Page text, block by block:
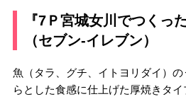
『7Ｐ宮城女川でつくっ
（セブン-イレブン）
魚（タラ、グチ、イトヨリダイ）の
らとした食感に仕上げた厚焼きタ